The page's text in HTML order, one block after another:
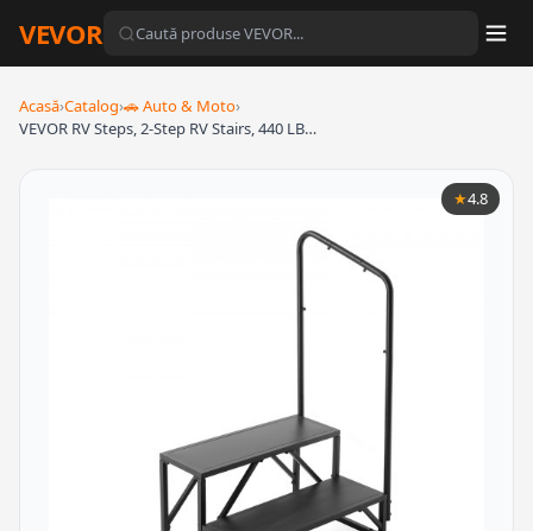
VEVOR
Acasă›Catalog›🚗 Auto & Moto›
VEVOR RV Steps, 2-Step RV Stairs, 440 LB…
★4.8